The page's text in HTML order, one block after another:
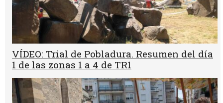
VÍDEO: Trial de Pobladura. Resumen del día
1 de las zonas 1 a 4 de TR1